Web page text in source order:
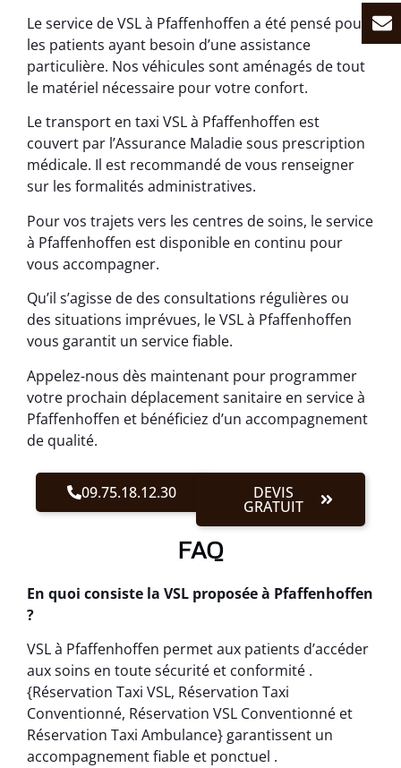
Le service de VSL à Pfaffenhoffen a été pensé pour
les patients ayant besoin d’une assistance
particulière. Nos véhicules sont aménagés de tout
le matériel nécessaire pour votre confort.
Le transport en taxi VSL à Pfaffenhoffen est
couvert par l’Assurance Maladie sous prescription
médicale. Il est recommandé de vous renseigner
sur les formalités administratives.
Pour vos trajets vers les centres de soins, le service
à Pfaffenhoffen est disponible en continu pour
vous accompagner.
Qu’il s’agisse de des consultations régulières ou
des situations imprévues, le VSL à Pfaffenhoffen
vous garantit un service fiable.
Appelez-nous dès maintenant pour programmer
votre prochain déplacement sanitaire en service à
Pfaffenhoffen et bénéficiez d’un accompagnement
de qualité.
09.75.18.12.30 DEVIS
GRATUIT
FAQ
En quoi consiste la VSL proposée à Pfaffenhoffen
?
VSL à Pfaffenhoffen permet aux patients d’accéder
aux soins en toute sécurité et conformité .
{Réservation Taxi VSL, Réservation Taxi
Conventionné, Réservation VSL Conventionné et
Réservation Taxi Ambulance} garantissent un
accompagnement fiable et ponctuel .